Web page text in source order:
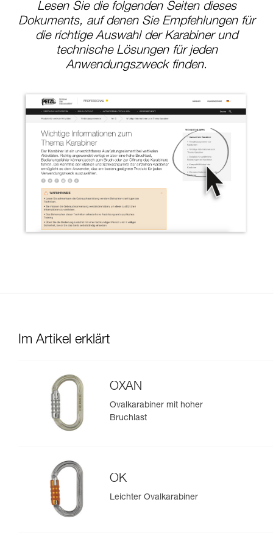
Lesen Sie die folgenden Seiten dieses
Dokuments, auf denen Sie Empfehlungen für
die richtige Auswahl der Karabiner und
technische Lösungen für jeden
Anwendungszweck finden.
Im Artikel erklärt
OXAN
Ovalkarabiner mit hoher
Bruchlast
OK
Leichter Ovalkarabiner